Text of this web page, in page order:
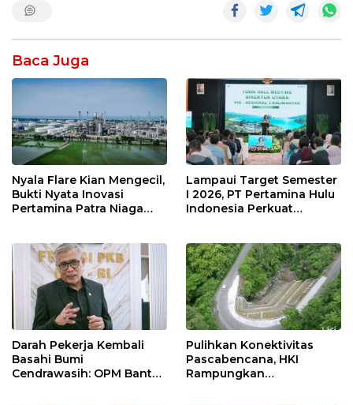
Baca Juga
Nyala Flare Kian Mengecil,
Bukti Nyata Inovasi
Pertamina Patra Niaga
Lampaui Target Semester
I 2026, PT Pertamina Hulu
Indonesia Perkuat
Keselamatan Kerja
Darah Pekerja Kembali
Basahi Bumi
Cendrawasih: OPM Bantai
Pulihkan Konektivitas
Pascabencana, HKI
Rampungkan